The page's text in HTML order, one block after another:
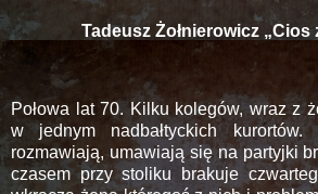
Tadeusz Żołnierowicz „Cios
Połowa lat 70. Kilku kolegów, wraz z
w jednym nadbałtyckich
rozmawiają, umawiają się na partyjki
czasem przy stoliku brakuje